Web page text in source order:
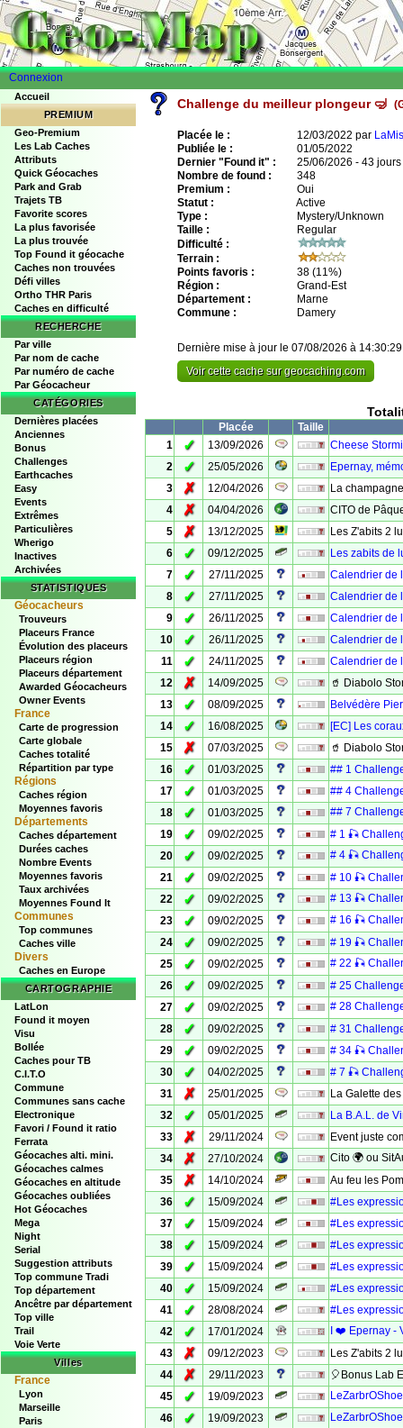
Connexion
Accueil
PREMIUM
Geo-Premium
Les Lab Caches
Attributs
Quick Géocaches
Park and Grab
Trajets TB
Favorite scores
La plus favorisée
La plus trouvée
Top Found it géocache
Caches non trouvées
Défi villes
Ortho THR Paris
Caches en difficulté
RECHERCHE
Par ville
Par nom de cache
Par numéro de cache
Par Géocacheur
CATÉGORIES
Dernières placées
Anciennes
Bonus
Challenges
Earthcaches
Easy
Events
Extrêmes
Particulières
Wherigo
Inactives
Archivées
STATISTIQUES
Géocacheurs
Trouveurs
Placeurs France
Évolution des placeurs
Placeurs région
Placeurs département
Awarded Géocacheurs
Owner Events
France
Carte de progression
Carte globale
Caches totalité
Répartition par type
Régions
Caches région
Moyennes favoris
Départements
Caches département
Durées caches
Nombre Events
Moyennes favoris
Taux archivées
Moyennes Found It
Communes
Top communes
Caches ville
Divers
Caches en Europe
CARTOGRAPHIE
LatLon
Found it moyen
Visu
Bollée
Caches pour TB
C.I.T.O
Commune
Communes sans cache
Electronique
Favori / Found it ratio
Ferrata
Géocaches alti. mini.
Géocaches calmes
Géocaches en altitude
Géocaches oubliées
Hot Géocaches
Mega
Night
Serial
Suggestion attributs
Top commune Tradi
Top département
Ancêtre par département
Top ville
Trail
Voie Verte
Villes
France
Lyon
Marseille
Paris
Challenge du meilleur plongeur 🤿
Placée le : 12/03/2022 par
Publiée le :
01/05/2022
Dernier "Found it" :
25/06/2026 - 43 jours
Nombre de found :
348
Premium :
Oui
Statut :
Active
Type :
Mystery/Unknown
Taille :
Regular
Difficulté :
Terrain :
Points favoris :
38 (11%)
Région :
Grand-Est
Département :
Marne
Commune :
Damery
Dernière mise à jour le 07/08/2026 à 14:30:29
Voir cette cache sur geocaching.com
Placée
Taille
1
✓ 13/09/2026
Cheese
2
✓ 25/05/2026
Epernay,
3
✗ 12/04/2026
La
4
✗ 04/04/2026
CITO de
5
✗ 13/12/2025
Les Z'abits 2
6
✓ 09/12/2025
Les zabits de
7
✓ 27/11/2025
Calendrier de
8
✓ 27/11/2025
Calendrier de
9
✓ 26/11/2025
Calendrier de
10
✓ 26/11/2025
Calendrier de
11
✓ 24/11/2025
Calendrier de
12
✗ 14/09/2025
🥤 Diabolo
13
✓ 08/09/2025
Belvédère
14
✓ 16/08/2025
[EC] Les
15
✗ 07/03/2025
🥤 Diabolo
16
✓ 01/03/2025
## 1
17
✓ 01/03/2025
## 4
18
✓ 01/03/2025
## 7
19
✓ 09/02/2025
# 1 🎣
20
✓ 09/02/2025
# 4 🎣
21
✓ 09/02/2025
# 10 🎣
22
✓ 09/02/2025
# 13 🎣
23
✓ 09/02/2025
# 16 🎣
24
✓ 09/02/2025
# 19 🎣
25
✓ 09/02/2025
# 22 🎣
26
✓ 09/02/2025
# 25
27
✓ 09/02/2025
# 28
28
✓ 09/02/2025
# 31
29
✓ 09/02/2025
# 34 🎣
30
✓ 04/02/2025
# 7 🎣
31
✗ 25/01/2025
La Galette
32
✓ 05/01/2025
La B.A.L. de
33
✗ 29/11/2024
Event juste
34
✗ 27/10/2024
Cito 🌍 ou
35
✗ 14/10/2024
Au feu les
36
✓ 15/09/2024
#Les
37
✓ 15/09/2024
#Les
38
✓ 15/09/2024
#Les
39
✓ 15/09/2024
#Les
40
✓ 15/09/2024
#Les
41
✓ 28/08/2024
#Les
42
✓ 17/01/2024
I ❤️ Epernay -
43
✗ 09/12/2023
Les Z'abits 2
44
✗ 29/11/2023
🎈Bonus Lab
45
✓ 19/09/2023
46
✓ 19/09/2023